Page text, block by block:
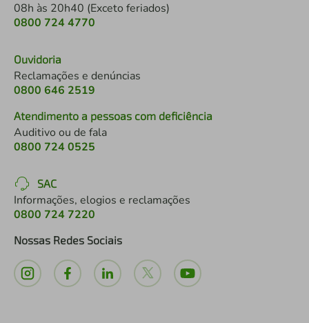
08h às 20h40 (Exceto feriados)
0800 724 4770
Ouvidoria
Reclamações e denúncias
0800 646 2519
Atendimento a pessoas com deficiência
Auditivo ou de fala
0800 724 0525
SAC
Informações, elogios e reclamações
0800 724 7220
Nossas Redes Sociais